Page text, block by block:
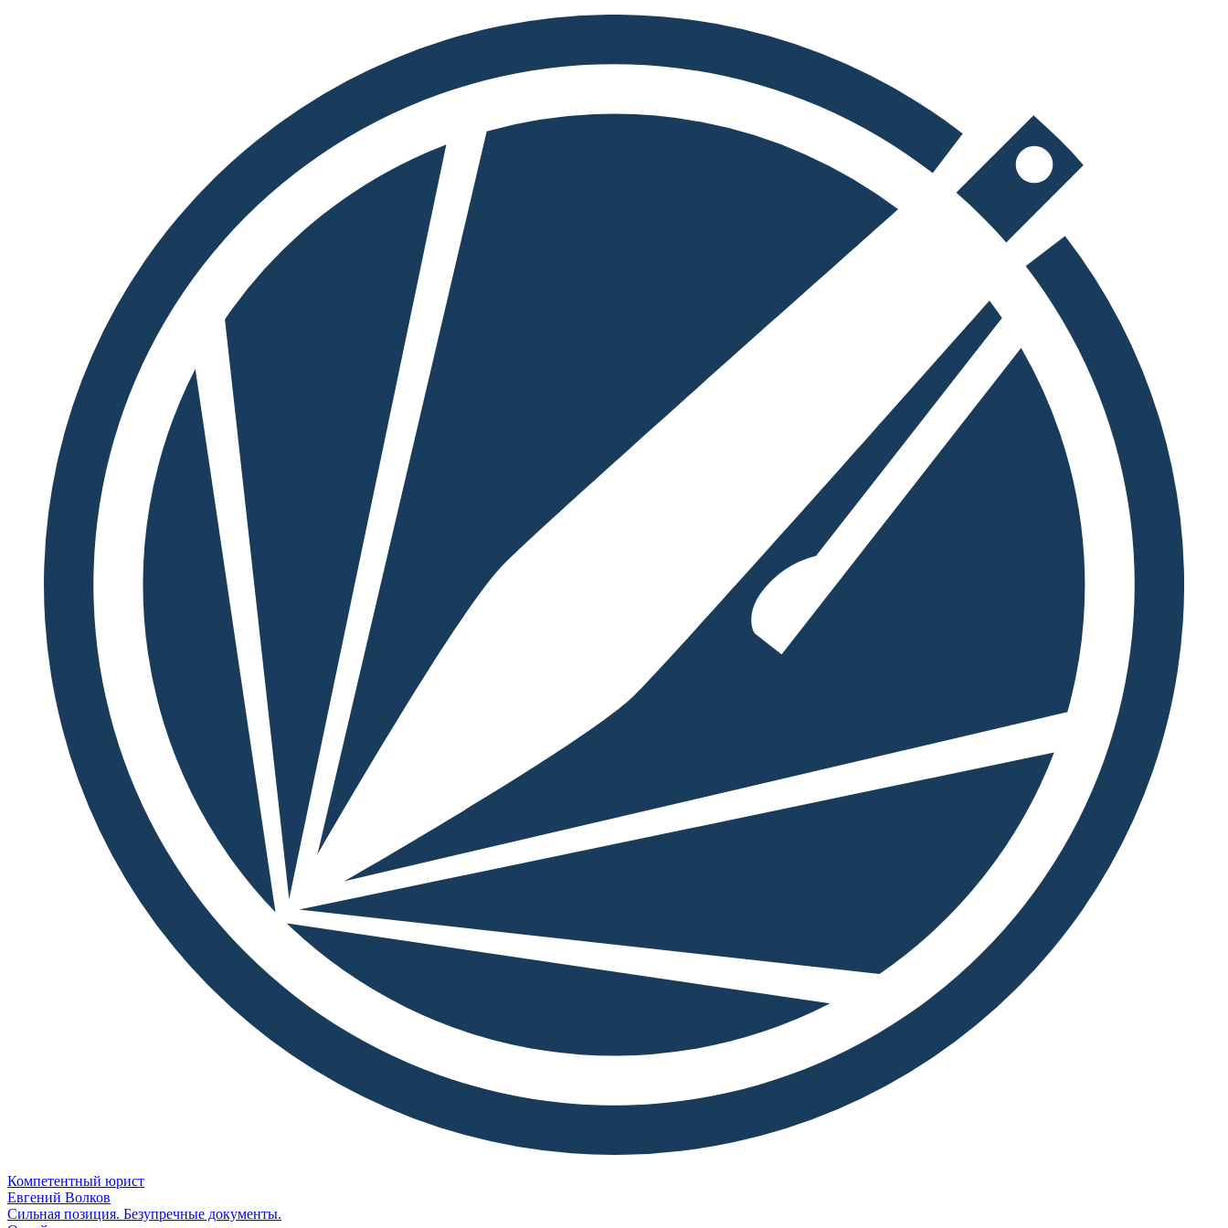
Компетентный юрист
Евгений Волков
Сильная позиция. Безупречные документы.